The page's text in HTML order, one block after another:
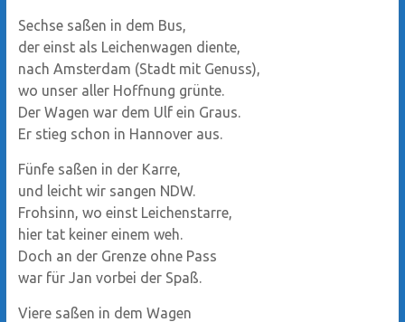
Sechse saßen in dem Bus,
der einst als Leichenwagen diente,
nach Amsterdam (Stadt mit Genuss),
wo unser aller Hoffnung grünte.
Der Wagen war dem Ulf ein Graus.
Er stieg schon in Hannover aus.
Fünfe saßen in der Karre,
und leicht wir sangen NDW.
Frohsinn, wo einst Leichenstarre,
hier tat keiner einem weh.
Doch an der Grenze ohne Pass
war für Jan vorbei der Spaß.
Viere saßen in dem Wagen